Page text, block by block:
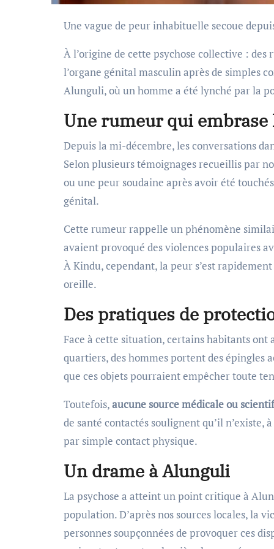
Une vague de peur inhabituelle secoue
À l’origine de cette psychose collective :
l’organe génital masculin après de simples
Alunguli, où un homme a été lynché par la
Une rumeur qui embrase
Depuis la mi-décembre, les conversations
Selon plusieurs témoignages recueillis par
ou une peur soudaine après avoir été
génital.
Cette rumeur rappelle un phénomène
avaient provoqué des violences populaires
À Kindu, cependant, la peur s’est
oreille.
Des pratiques de
Face à cette situation, certains habitants ont
quartiers, des hommes portent des épingles
que ces objets pourraient empêcher toute
Toutefois,aucune source médicale ou
de santé contactés soulignent qu’il
par simple contact physique.
Un drame à Alunguli
La psychose a atteint un point critique à
population. D’après nos sources locales, la
personnes soupçonnées de provoquer ces